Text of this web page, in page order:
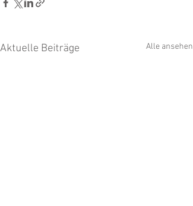
Aktuelle Beiträge Alle ansehen